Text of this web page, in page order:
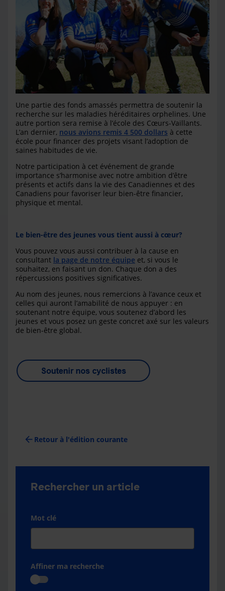
Une partie des fonds amassés permettra de soutenir la
recherche sur les maladies héréditaires orphelines. Une
autre portion sera remise à l’école des Cœurs-Vaillants.
L’an dernier, nous avions remis 4 500 dollars à cette
école pour financer des projets visant l’adoption de
saines habitudes de vie.
Notre participation à cet événement de grande
importance s’harmonise avec notre ambition d’être
présents et actifs dans la vie des Canadiennes et des
Canadiens pour favoriser leur bien-être financier,
physique et mental.
Le bien-être des jeunes vous tient aussi à cœur?
Vous pouvez vous aussi contribuer à la cause en
consultant la page de notre équipe et, si vous le
souhaitez, en faisant un don. Chaque don a des
répercussions positives significatives.
Au nom des jeunes, nous remercions à l’avance ceux et
celles qui auront l’amabilité de nous appuyer : en
soutenant notre équipe, vous soutenez d’abord les
jeunes et vous posez un geste concret axé sur les valeurs
de bien-être global.
arrow_back Retour à l'édition courante
Rechercher un article
Mot clé
Affiner ma recherche